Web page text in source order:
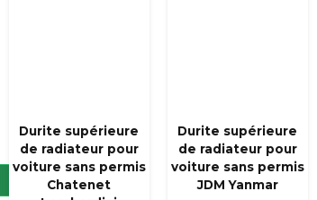
Durite supérieure
de radiateur pour
voiture sans permis
Chatenet
Durite supérieure
de radiateur pour
voiture sans permis
JDM Yanmar